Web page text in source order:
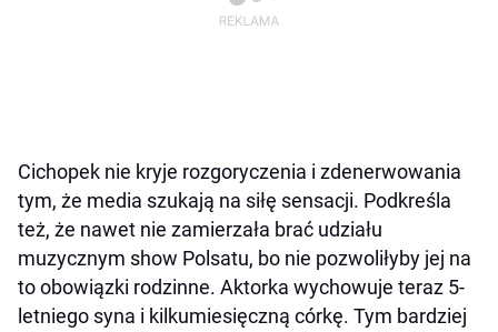
Cichopek nie kryje rozgoryczenia i zdenerwowania
tym, że media szukają na siłę sensacji. Podkreśla
też, że nawet nie zamierzała brać udziału
muzycznym show Polsatu, bo nie pozwoliłyby jej na
to obowiązki rodzinne. Aktorka wychowuje teraz 5-
letniego syna i kilkumiesięczną córkę. Tym bardziej